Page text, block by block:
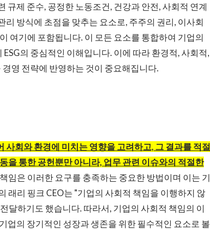
규제 준수, 공정한 노동조건, 건강과 안전, 사회적 연계
방식에 초점을 맞추는 요소로, 주주의 권리, 이사회
여기에 포함됩니다. 이 모든 요소를 통합하여 기업의
의 중심적인 이해입니다. 이에 따라 환경적, 사회적,
영 전략에 반영하는 것이 중요해집니다.
회와 환경에 미치는 영향을 고려하고, 그 결과를 적절
을 통한 공헌뿐만 아니라, 업무 관련 이슈와의 적절한
임은 이러한 요구를 충족하는 중요한 방법이며 이는 기
래리 핑크 CEO는 "기업의 사회적 책임을 이행하지 않
달하기도 했습니다. 따라서, 기업의 사회적 책임의 이
업의 장기적인 성장과 생존을 위한 필수적인 요소로 볼